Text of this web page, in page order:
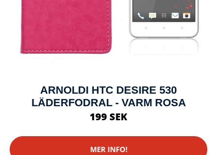
ARNOLDI HTC DESIRE 530
LÄDERFODRAL - VARM ROSA
199 SEK
MER INFO!